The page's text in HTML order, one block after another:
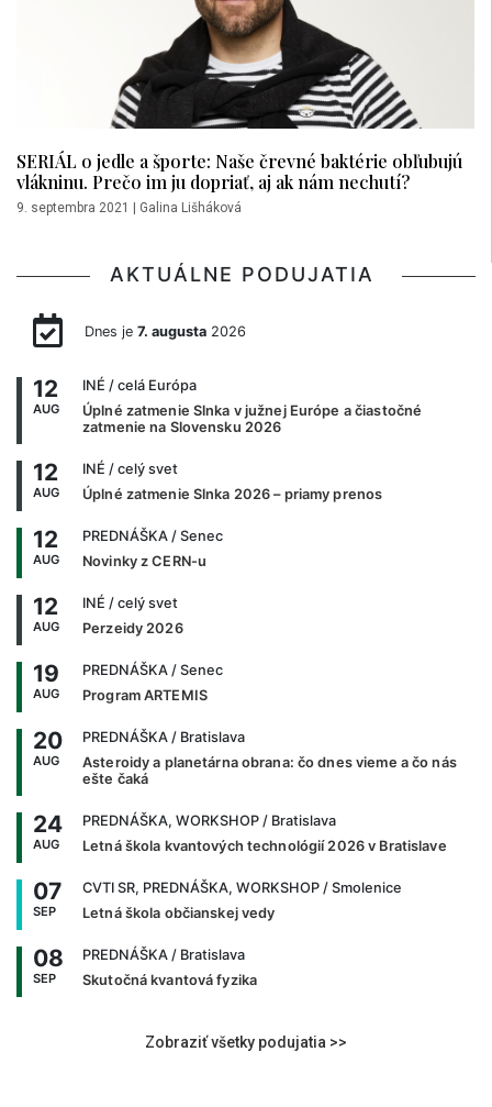
SERIÁL o jedle a športe: Naše črevné baktérie obľubujú
vlákninu. Prečo im ju dopriať, aj ak nám nechutí?
9. septembra 2021 Galina Lišháková
AKTUÁLNE PODUJATIA
Dnes je 7. augusta2026
12
AUG
INÉ / celá Európa
Úplné zatmenie Slnka v južnej Európe a čiastočné
zatmenie na Slovensku 2026
12
AUG
INÉ / celý svet
Úplné zatmenie Slnka 2026 – priamy prenos
12
AUG
PREDNÁŠKA / Senec
Novinky z CERN-u
12
AUG
INÉ / celý svet
Perzeidy 2026
19
AUG
PREDNÁŠKA / Senec
Program ARTEMIS
20
AUG
PREDNÁŠKA / Bratislava
Asteroidy a planetárna obrana: čo dnes vieme a čo nás
ešte čaká
24
AUG
PREDNÁŠKA, WORKSHOP / Bratislava
Letná škola kvantových technológií 2026 v Bratislave
07
SEP
CVTI SR, PREDNÁŠKA, WORKSHOP / Smolenice
Letná škola občianskej vedy
08
SEP
PREDNÁŠKA / Bratislava
Skutočná kvantová fyzika
Zobraziť všetky podujatia >>